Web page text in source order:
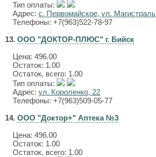
Тип оплаты:
Адрес: с. Первомайское, ул.
Телефоны: +7(963)522-78-97
13. ООО "ДОКТОР-ПЛЮС" г. Бийск
Цена: 496.00
Остаток: 1.00
Остаток, всего: 1.00
Тип оплаты:
Адрес: ул. Короленко, 22
Телефоны: +7(963)509-05-77
14. ООО "Доктор+" Аптека №3
Цена: 496.00
Остаток: 1.00
Остаток, всего: 1.00